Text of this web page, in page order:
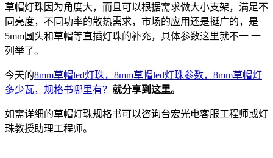
草帽灯珠因为角度大，而且可以根据需求做大小支架，满足不
同亮度，不同功率的散热需求，市场的应用还是挺广的，是
5mm圆头和草帽等直插灯珠的补充，具体参数这里就不一 一
列举了。
今天的8mm草帽led灯珠，8mm草帽led灯珠参数，8mm草帽灯
多少瓦，规格书哪里有？ 就分享到这里。
如需详细的草帽灯珠规格书可以咨询台宏光电客服工程师或灯
珠教授助理工程师。